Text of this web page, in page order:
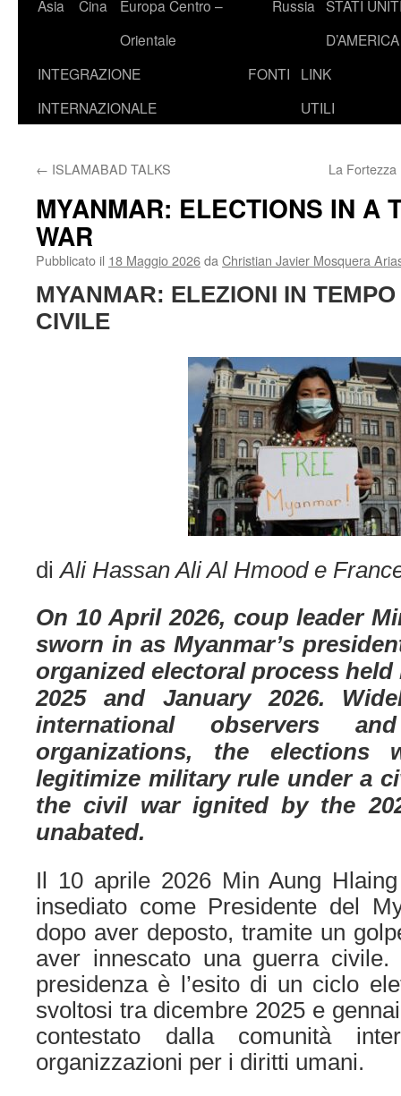
Asia Cina
Europa Centro –
Orientale
Russia STATI
D’AMERICA
INTEGRAZIONE
INTERNAZIONALE
FONTI
LINK
UTILI
← ISLAMABAD TALKS La
MYANMAR: ELECTIONS IN A
WAR
Pubblicato il 18 Maggio 2026da Christian Javier Mosquera
MYANMAR: ELEZIONI IN
CIVILE
diAli Hassan Ali Al Hmood e
On 10 April 2026, coup leader
sworn in as Myanmar’s
organized electoral process held
2025 and January 2026.
international observers
organizations, the elections
legitimize military rule under a
the civil war ignited by the
unabated.
Il 10 aprile 2026 Min Aung
insediato come Presidente del
dopo aver deposto, tramite un
aver innescato una guerra
presidenza è l’esito di un ciclo
svoltosi tra dicembre 2025 e
contestato dalla comunità
organizzazioni per i diritti umani.